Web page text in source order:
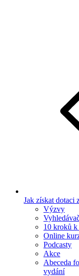
Jak získat dotaci
Výzvy
10 kroků k
Online
Podcasty
Akce
Abeceda
vydání